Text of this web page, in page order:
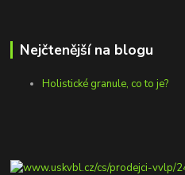
Nejčtenější na blogu
Holistické granule, co to je?